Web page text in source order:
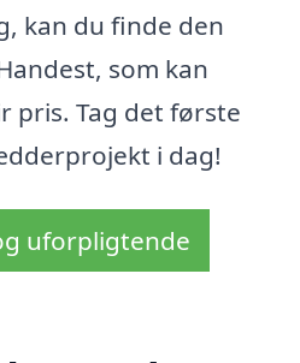
kan du finde den
som kan
pris. Tag det første
i dag!
uforpligtende